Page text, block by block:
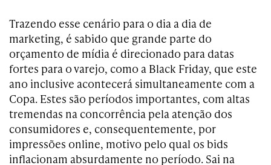
Trazendo esse cenário para o dia a dia de
marketing, é sabido que grande parte do
orçamento de mídia é direcionado para datas
fortes para o varejo, como a Black Friday, que este
ano inclusive acontecerá simultaneamente com a
Copa. Estes são períodos importantes, com altas
tremendas na concorrência pela atenção dos
consumidores e, consequentemente, por
impressões online, motivo pelo qual os bids
inflacionam absurdamente no período. Sai na